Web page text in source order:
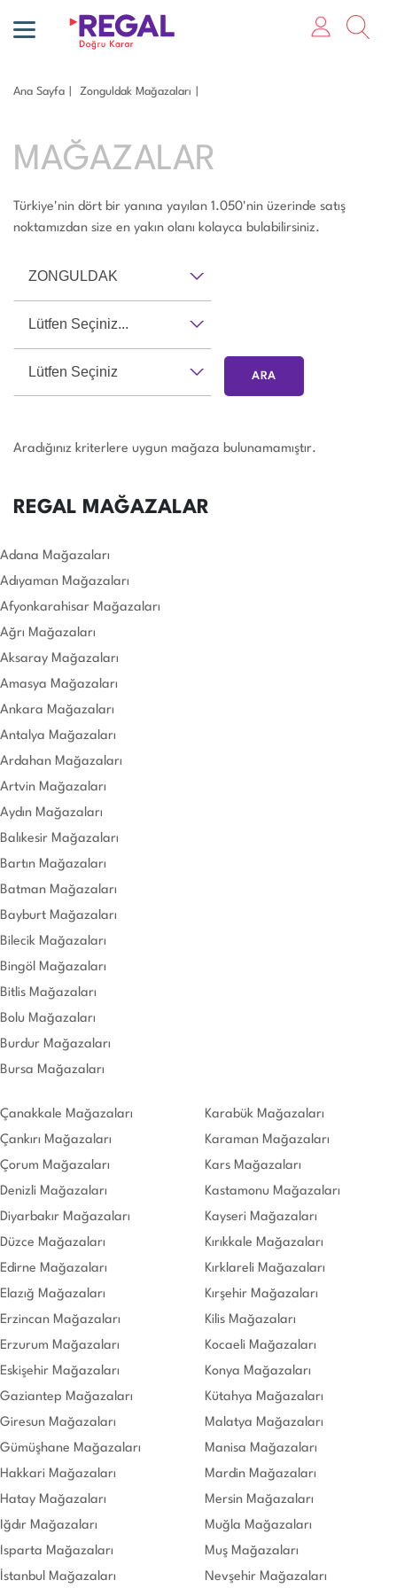
Ana Sayfa Zonguldak Mağazaları
MAĞAZALAR
Türkiye'nin dört bir yanına yayılan 1.050'nin üzerinde satış
noktamızdan size en yakın olanı kolayca bulabilirsiniz.
ZONGULDAK
Lütfen Seçiniz...
Lütfen Seçiniz
Aradığınız kriterlere uygun mağaza bulunamamıştır.
REGAL MAĞAZALAR
Adana Mağazaları
Adıyaman Mağazaları
Afyonkarahisar Mağazaları
Ağrı Mağazaları
Aksaray Mağazaları
Amasya Mağazaları
Ankara Mağazaları
Antalya Mağazaları
Ardahan Mağazaları
Artvin Mağazaları
Aydın Mağazaları
Balıkesir Mağazaları
Bartın Mağazaları
Batman Mağazaları
Bayburt Mağazaları
Bilecik Mağazaları
Bingöl Mağazaları
Bitlis Mağazaları
Bolu Mağazaları
Burdur Mağazaları
Bursa Mağazaları
Çanakkale Mağazaları
Çankırı Mağazaları
Çorum Mağazaları
Denizli Mağazaları
Diyarbakır Mağazaları
Düzce Mağazaları
Edirne Mağazaları
Elazığ Mağazaları
Erzincan Mağazaları
Erzurum Mağazaları
Eskişehir Mağazaları
Gaziantep Mağazaları
Giresun Mağazaları
Gümüşhane Mağazaları
Hakkari Mağazaları
Hatay Mağazaları
Iğdır Mağazaları
Isparta Mağazaları
İstanbul Mağazaları
Karabük Mağazaları
Karaman Mağazaları
Kars Mağazaları
Kastamonu Mağazaları
Kayseri Mağazaları
Kırıkkale Mağazaları
Kırklareli Mağazaları
Kırşehir Mağazaları
Kilis Mağazaları
Kocaeli Mağazaları
Konya Mağazaları
Kütahya Mağazaları
Malatya Mağazaları
Manisa Mağazaları
Mardin Mağazaları
Mersin Mağazaları
Muğla Mağazaları
Muş Mağazaları
Nevşehir Mağazaları